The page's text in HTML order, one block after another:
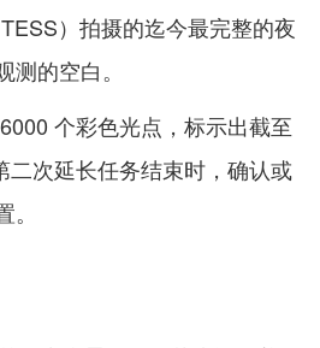
TESS） 拍摄的迄今最完整的夜
测的空白。
个彩色光点，标示出截至
二次延长任务结束时，确认或